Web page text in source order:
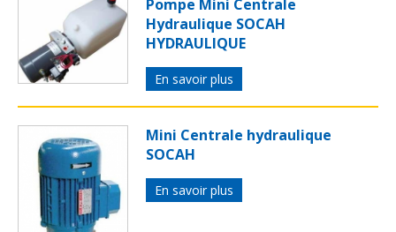
Pompe Mini Centrale
Hydraulique SOCAH
HYDRAULIQUE
En savoir plus
Mini Centrale hydraulique
SOCAH
En savoir plus